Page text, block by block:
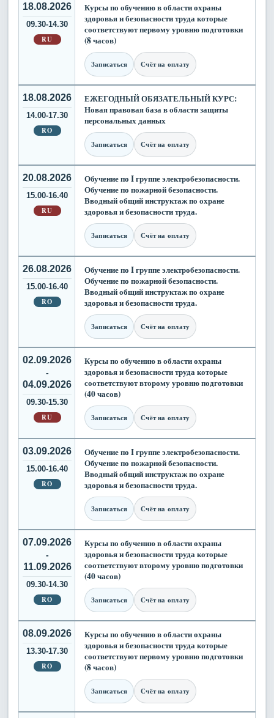
18.08.2026
09.30-14.30
RU
Курсы по обучению в области охраны
здоровья и безопасности труда которые
соответствуют первому уровню подготовки
(8 часов)
Записаться Счёт на оплату
18.08.2026
14.00-17.30
RO
ЕЖЕГОДНЫЙ ОБЯЗАТЕЛЬНЫЙ КУРС:
Новая правовая база в области защиты
персональных данных
Записаться Счёт на оплату
20.08.2026
15.00-16.40
RU
Обучение по I группе электробезопасности.
Обучение по пожарной безопасности.
Вводный общий инструктаж по охране
здоровья и безопасности труда.
Записаться Счёт на оплату
26.08.2026
15.00-16.40
RO
Обучение по I группе электробезопасности.
Обучение по пожарной безопасности.
Вводный общий инструктаж по охране
здоровья и безопасности труда.
Записаться Счёт на оплату
02.09.2026
-
04.09.2026
09.30-15.30
RU
Курсы по обучению в области охраны
здоровья и безопасности труда которые
соответствуют второму уровню подготовки
(40 часов)
Записаться Счёт на оплату
03.09.2026
15.00-16.40
RO
Обучение по I группе электробезопасности.
Обучение по пожарной безопасности.
Вводный общий инструктаж по охране
здоровья и безопасности труда.
Записаться Счёт на оплату
07.09.2026
-
11.09.2026
09.30-14.30
RO
Курсы по обучению в области охраны
здоровья и безопасности труда которые
соответствуют второму уровню подготовки
(40 часов)
Записаться Счёт на оплату
08.09.2026
13.30-17.30
RO
Курсы по обучению в области охраны
здоровья и безопасности труда которые
соответствуют первому уровню подготовки
(8 часов)
Записаться Счёт на оплату